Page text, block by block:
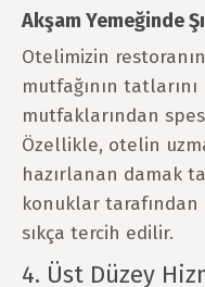
Akşam Yemeğinde
Otelimizin
mutfağının
mutfaklarından
Özellikle, otelin
hazırlanan damak
konuklar
sıkça tercih edilir.
4. Üst Düzey